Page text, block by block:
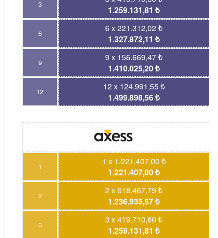
3
1.259.131,81 ₺
6
6 x 221.312,02 ₺
1.327.872,11 ₺
9
9 x 156.669,47 ₺
1.410.025,20 ₺
12
12 x 124.991,55 ₺
1.499.898,56 ₺
1
1 x 1.221.407,00 ₺
1.221.407,00 ₺
2
2 x 618.467,79 ₺
1.236.935,57 ₺
3
3 x 419.710,60 ₺
1.259.131,81 ₺